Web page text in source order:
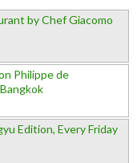
by Chef Giacomo
Philippe de
Edition, Every Friday